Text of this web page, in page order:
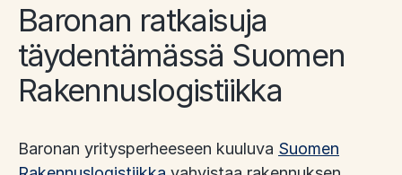
Baronan ratkaisuja
täydentämässä Suomen
Rakennuslogistiikka
Baronan yritysperheeseen kuuluva Suomen